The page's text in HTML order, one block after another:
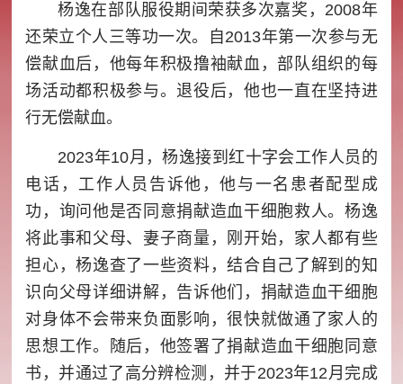
杨逸在部队服役期间荣获多次嘉奖，2008年
还荣立个人三等功一次。自2013年第一次参与无
偿献血后，他每年积极撸袖献血，部队组织的每
场活动都积极参与。退役后，他也一直在坚持进
行无偿献血。
2023年10月，杨逸接到红十字会工作人员的
电话，工作人员告诉他，他与一名患者配型成
功，询问他是否同意捐献造血干细胞救人。杨逸
将此事和父母、妻子商量，刚开始，家人都有些
担心，杨逸查了一些资料，结合自己了解到的知
识向父母详细讲解，告诉他们，捐献造血干细胞
对身体不会带来负面影响，很快就做通了家人的
思想工作。随后，他签署了捐献造血干细胞同意
书，并通过了高分辨检测，并于2023年12月完成